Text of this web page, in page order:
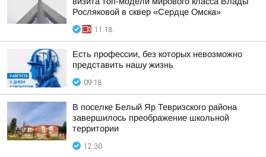
Росляковой в сквер «Сердце Омска»
11:18
Есть профессии, без которых невозможно
представить нашу жизнь
09:18
В поселке Белый Яр Тевризского района
завершилось преображение школьной
территории
12:30